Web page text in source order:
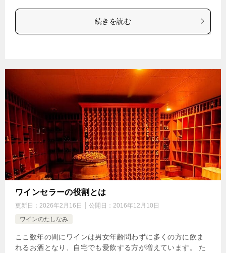
続きを読む
ワインセラーの役割とは
更新日： 2026年2月16日 公開日： 2016年12月10日
ワインのたしなみ
ここ数年の間にワインは男女年齢問わずに多くの方に飲ま
れるお酒となり、自宅でも愛飲する方が増えています。 た